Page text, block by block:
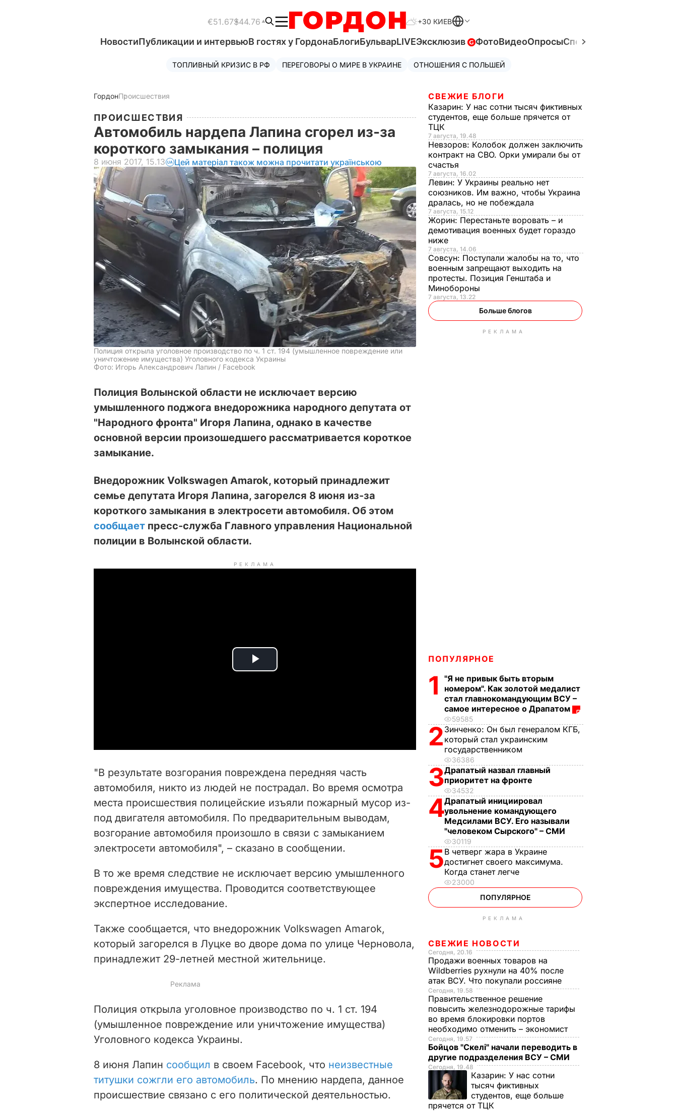
€51.67$44.76 +30 КИЕВ
НовостиПубликации и интервьюВ гостях у ГордонаБлогиБульварLIVEЭксклюзив ФотоВидеоОпросыСпецпроекты
ТОПЛИВНЫЙ КРИЗИС В РФ ПЕРЕГОВОРЫ О МИРЕ В УКРАИНЕ ОТНОШЕНИЯ С ПОЛЬШЕЙ
ГордонПроисшествия
ПРОИСШЕСТВИЯ
Автомобиль нардепа Лапина сгорел из-за
короткого замыкания – полиция
8 июня 2017, 15.13 Цей матеріал також можна прочитати українською
Полиция открыла уголовное производство по ч. 1 ст. 194 (умышленное повреждение или
уничтожение имущества) Уголовного кодекса Украины
Фото: Игорь Александрович Лапин / Facebook
Полиция Волынской области не исключает версию
умышленного поджога внедорожника народного депутата от
"Народного фронта" Игоря Лапина, однако в качестве
основной версии произошедшего рассматривается короткое
замыкание.
Внедорожник Volkswagen Amarok, который принадлежит
семье депутата Игоря Лапина, загорелся 8 июня из-за
короткого замыкания в электросети автомобиля. Об этом
сообщает пресс-служба Главного управления Национальной
полиции в Волынской области.
РЕКЛАМА
P
i
d
e
o
"В результате возгорания повреждена передняя часть
автомобиля, никто из людей не пострадал. Во время осмотра
места происшествия полицейские изъяли пожарный мусор из-
под двигателя автомобиля. По предварительным выводам,
возгорание автомобиля произошло в связи с замыканием
электросети автомобиля", – сказано в сообщении.
В то же время следствие не исключает версию умышленного
повреждения имущества. Проводится соответствующее
экспертное исследование.
Также сообщается, что внедорожник Volkswagen Amarok,
который загорелся в Луцке во дворе дома по улице Черновола,
принадлежит 29-летней местной жительнице.
Полиция открыла уголовное производство по ч. 1 ст. 194
(умышленное повреждение или уничтожение имущества)
Уголовного кодекса Украины.
8 июня Лапин сообщил в своем Facebook, что неизвестные
титушки сожгли его автомобиль. По мнению нардепа, данное
происшествие связано с его политической деятельностью.
СВЕЖИЕ БЛОГИ
Казарин: У нас сотни тысяч фиктивных
студентов, еще больше прячется от
ТЦК
7 августа, 19.48
Невзоров: Колобок должен заключить
контракт на СВО. Орки умирали бы от
счастья
7 августа, 16.02
Левин: У Украины реально нет
союзников. Им важно, чтобы Украина
дралась, но не побеждала
7 августа, 15.12
Жорин: Перестаньте воровать – и
демотивация военных будет гораздо
ниже
7 августа, 14.06
Совсун: Поступали жалобы на то, что
военным запрещают выходить на
протесты. Позиция Генштаба и
Минобороны
7 августа, 13.22
Больше блогов
РЕКЛАМА
ПОПУЛЯРНОЕ
1
"Я не привык быть вторым
номером". Как золотой медалист
стал главнокомандующим ВСУ –
самое интересное о Драпатом
59585
2 Зинченко: Он был генералом КГБ,
который стал украинским
государственником
36386
3Драпатый назвал главный
приоритет на фронте
34532
4Драпатый инициировал
увольнение командующего
Медсилами ВСУ. Его называли
"человеком Сырского" – СМИ
30119
5В четверг жара в Украине
достигнет своего максимума.
Когда станет легче
23000
ПОПУЛЯРНОЕ
РЕКЛАМА
СВЕЖИЕ НОВОСТИ
Сегодня, 20.16
Продажи военных товаров на
Wildberries рухнули на 40% после
атак ВСУ. Что покупали россияне
Сегодня, 19.58
Правительственное решение
повысить железнодорожные тарифы
во время блокировки портов
необходимо отменить – экономист
Сегодня, 19.57
Бойцов "Скелі" начали переводить в
другие подразделения ВСУ – СМИ
Сегодня, 19.48
Казарин: У нас сотни
тысяч фиктивных
студентов, еще больше
прячется от ТЦК